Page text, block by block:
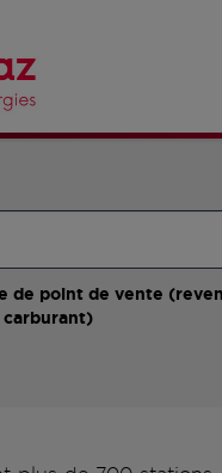
point de vente
carburant)